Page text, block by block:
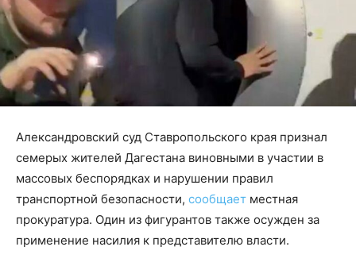
Александровский суд Ставропольского края признал
семерых жителей Дагестана виновными в участии в
массовых беспорядках и нарушении правил
транспортной безопасности, сообщает местная
прокуратура. Один из фигурантов также осужден за
применение насилия к представителю власти.